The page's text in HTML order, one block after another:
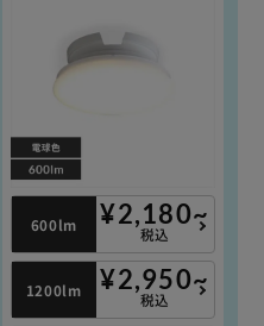
600lm ¥2,180~
税込
1200lm ¥2,950~
税込